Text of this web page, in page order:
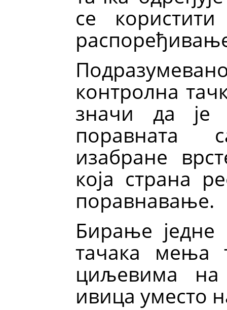
се
контролна
значи да је
поравната
изабране
која страна
поравнавање.
Бирање једне
тачака мења
циљевима
ивица уместо